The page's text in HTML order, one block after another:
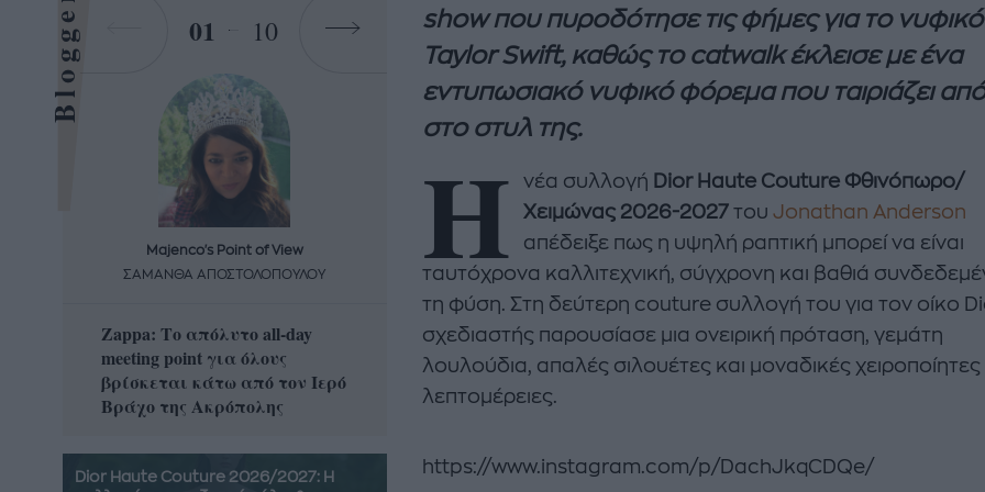
show που πυροδότησε τις φήμες για το νυφικό
Taylor Swift, καθώς το catwalk έκλεισε με ένα
εντυπωσιακό νυφικό φόρεμα που ταιριάζει
στο στυλ της.
Η νέα συλλογή Dior Haute Couture Φθινόπωρο/
Χειμώνας 2026-2027 του Jonathan Anderson
απέδειξε πως η υψηλή ραπτική μπορεί να είναι
ταυτόχρονα καλλιτεχνική, σύγχρονη και βαθιά
τη φύση. Στη δεύτερη couture συλλογή του για τον οίκο
σχεδιαστής παρουσίασε μια ονειρική πρόταση, γεμάτη
λουλούδια, απαλές σιλουέτες και μοναδικές χειροποίητες
λεπτομέρειες.
https://www.instagram.com/p/DachJkqCDQe/
Bloggers 01 10
Majenco's Point of View
ΣΑΜΑΝΘΑ ΑΠΟΣΤΟΛΟΠΟΥΛΟΥ
Zappa: Το απόλυτο all-day
meeting point για όλους
βρίσκεται κάτω από τον Ιερό
Βράχο της Ακρόπολης
Majenco's Point of View
ΣΑΜΑΝΘΑ ΑΠΟΣΤΟΛΟΠΟΥΛΟΥ
Η απόλυτη καλοκαιρινή
δροσερή σαλάτα με
καρπούζι, φέτα και φράουλες
που θα λατρέψετε
A STORY BY KORI
ΔΑΦΝΗ ΚΑΡΑΒΟΚΥΡΗ
Nτίνα Νικολάου: «Όταν
έπαθα την πρώτη κρίση
πανικού νόμιζα πως θα
Dior Haute Couture 2026/2027: Η